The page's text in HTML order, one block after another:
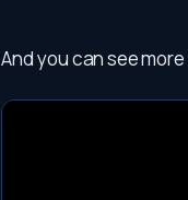
And you can see